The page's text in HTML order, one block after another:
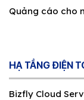
Quảng cáo cho
HẠ TẦNG ĐIỆN
Bizfly Cloud